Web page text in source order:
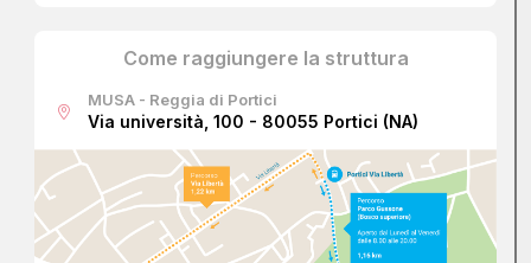
Come raggiungere la struttura
MUSA - Reggia di Portici
Via università, 100 - 80055 Portici (NA)